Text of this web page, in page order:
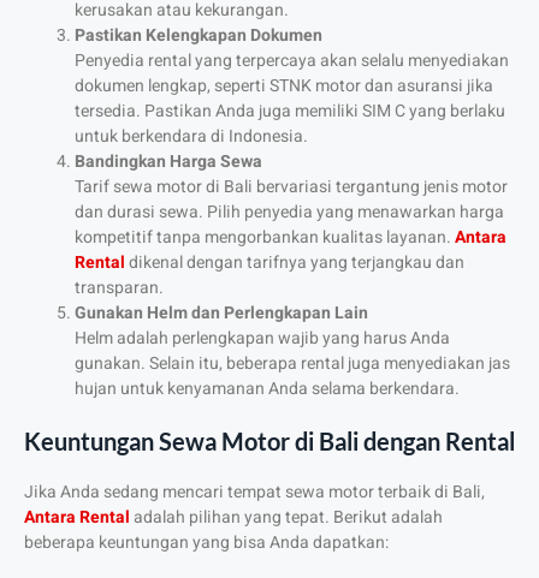
kerusakan atau kekurangan.
Pastikan Kelengkapan Dokumen
Penyedia rental yang terpercaya akan selalu menyediakan
dokumen lengkap, seperti STNK motor dan asuransi jika
tersedia. Pastikan Anda juga memiliki SIM C yang berlaku
untuk berkendara di Indonesia.
Bandingkan Harga Sewa
Tarif sewa motor di Bali bervariasi tergantung jenis motor
dan durasi sewa. Pilih penyedia yang menawarkan harga
kompetitif tanpa mengorbankan kualitas layanan.Antara
Rentaldikenal dengan tarifnya yang terjangkau dan
transparan.
Gunakan Helm dan Perlengkapan Lain
Helm adalah perlengkapan wajib yang harus Anda
gunakan. Selain itu, beberapa rental juga menyediakan jas
hujan untuk kenyamanan Anda selama berkendara.
Keuntungan Sewa Motor di Bali dengan Rental
Jika Anda sedang mencari tempat sewa motor terbaik di Bali,
AntaraRental adalah pilihan yang tepat. Berikut adalah
beberapa keuntungan yang bisa Anda dapatkan: